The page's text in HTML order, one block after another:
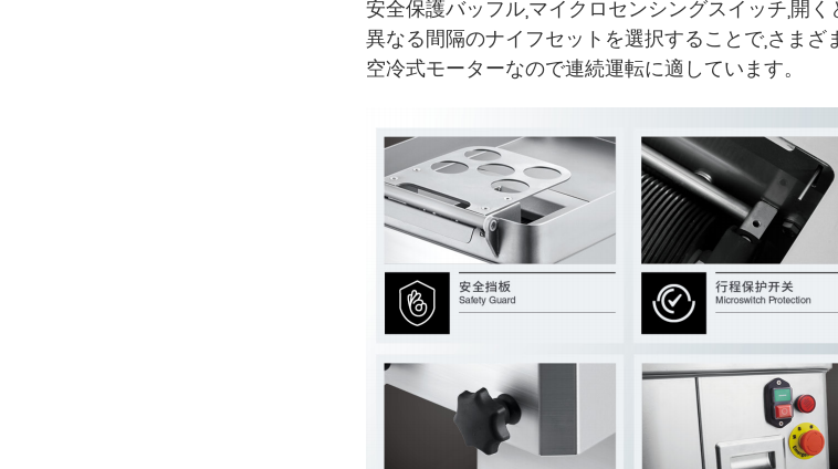
安全保護バッフル,マイクロセンシングスイッチ,開
異なる間隔のナイフセットを選択することで,さまざ
空冷式モーターなので連続運転に適しています。